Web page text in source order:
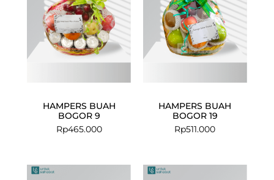
HAMPERS BUAH
BOGOR 9
Rp465.000
HAMPERS BUAH
BOGOR 19
Rp511.000